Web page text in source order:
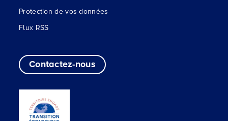
Protection de vos données
Flux RSS
Contactez-nous